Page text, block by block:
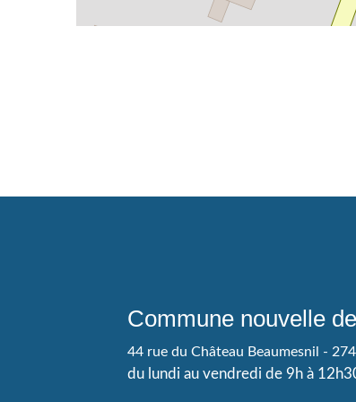
Commune nouvelle
44 rue du Château Beaumesnil -
du lundi au vendredi de 9h à